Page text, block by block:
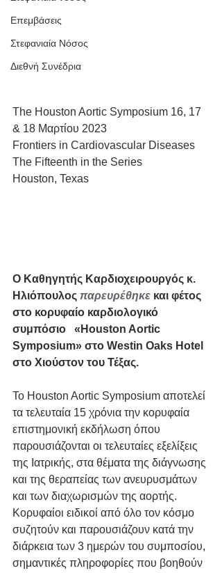
Επεμβάσεις
Στεφανιαία Νόσος
Διεθνή Συνέδρια
The Houston Aortic Symposium 16, 17
& 18 Μαρτίου 2023
Frontiers in Cardiovascular Diseases
The Fifteenth in the Series
Houston, Texas
Ο Καθηγητής Καρδιοχειρουργός κ.
Ηλιόπουλος παρευρέθηκε και φέτος
στο κορυφαίο καρδιολογικό
συμπόσιο   «Houston Aortic
Symposium» στο Westin Oaks Hotel
στο Χιούστον του Τέξας.
Το Houston Aortic Symposium αποτελεί
τα τελευταία 15 χρόνια την κορυφαία
επιστημονική εκδήλωση όπου
παρουσιάζονται οι τελευταίες εξελίξεις
της Ιατρικής, στα θέματα της διάγνωσης
και της θεραπείας των ανευρυσμάτων
και των διαχωρισμών της αορτής.
Κορυφαίοι ειδικοί από όλο τον κόσμο
συζητούν και παρουσιάζουν κατά την
διάρκεια των 3 ημερών του συμποσίου,
σημαντικές πληροφορίες που βοηθούν